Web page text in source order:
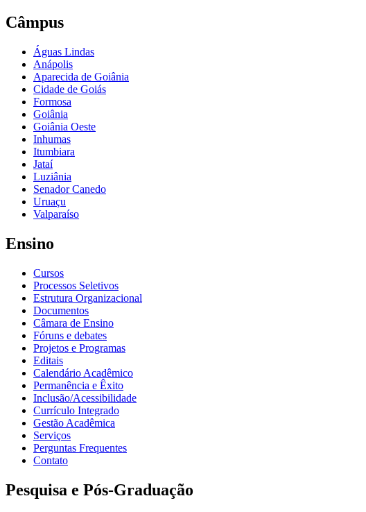
Câmpus
Águas Lindas
Anápolis
Aparecida de Goiânia
Cidade de Goiás
Formosa
Goiânia
Goiânia Oeste
Inhumas
Itumbiara
Jataí
Luziânia
Senador Canedo
Uruaçu
Valparaíso
Ensino
Cursos
Processos Seletivos
Estrutura Organizacional
Documentos
Câmara de Ensino
Fóruns e debates
Projetos e Programas
Editais
Calendário Acadêmico
Permanência e Êxito
Inclusão/Acessibilidade
Currículo Integrado
Gestão Acadêmica
Serviços
Perguntas Frequentes
Contato
Pesquisa e Pós-Graduação